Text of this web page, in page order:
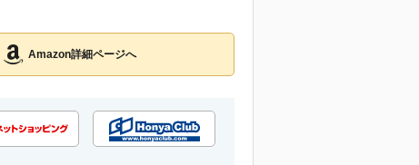
Amazon詳細ページへ